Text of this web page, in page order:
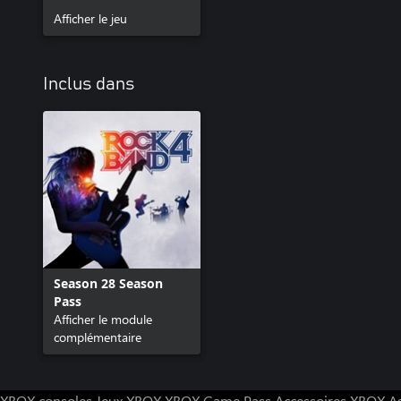
Afficher le jeu
Inclus dans
Season 28 Season
Pass
Afficher le module
complémentaire